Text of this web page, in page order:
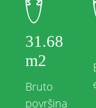
31.68
m2
Bruto
površina